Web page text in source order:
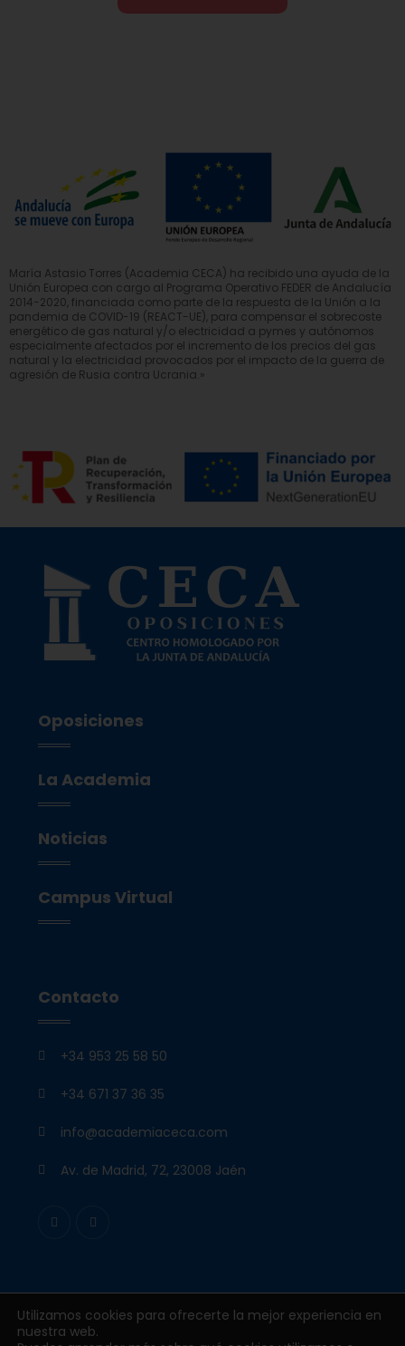
María Astasio Torres (Academia CECA) ha recibido una ayuda de la
Unión Europea con cargo al Programa Operativo FEDER de Andalucía
2014-2020, financiada como parte de la respuesta de la Unión a la
pandemia de COVID-19 (REACT-UE), para compensar el sobrecoste
energético de gas natural y/o electricidad a pymes y autónomos
especialmente afectados por el incremento de los precios del gas
natural y la electricidad provocados por el impacto de la guerra de
agresión de Rusia contra Ucrania.»
Oposiciones
La Academia
Noticias
Campus Virtual
Contacto
+34 953 25 58 50
+34 671 37 36 35
info@academiaceca.com
Av. de Madrid, 72, 23008 Jaén
Todos los derechos reservados © 2026
Utilizamos cookies para ofrecerte la mejor experiencia en
nuestra web.